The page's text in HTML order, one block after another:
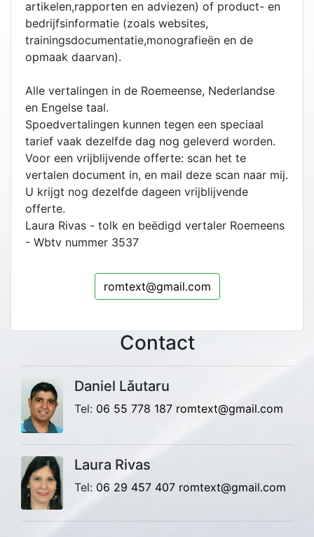
artikelen,rapporten en adviezen) of product- en
bedrijfsinformatie (zoals websites,
trainingsdocumentatie,monografieën en de
opmaak daarvan).
Alle vertalingen in de Roemeense, Nederlandse
en Engelse taal.
Spoedvertalingen kunnen tegen een speciaal
tarief vaak dezelfde dag nog geleverd worden.
Voor een vrijblijvende offerte: scan het te
vertalen document in, en mail deze scan naar mij.
U krijgt nog dezelfde dageen vrijblijvende
offerte.
Laura Rivas - tolk en beëdigd vertaler Roemeens
- Wbtv nummer 3537
romtext@gmail.com
Contact
Daniel Lǎutaru
Tel: 06 55 778 187 romtext@gmail.com
Laura Rivas
Tel: 06 29 457 407 romtext@gmail.com